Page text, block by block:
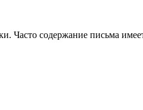
Часто содержание письма